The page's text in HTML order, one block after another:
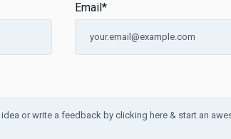
Email *